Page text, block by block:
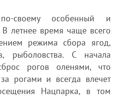
своему особенный и
В летнее время чаще всего
режима сбора ягод,
рыболовства. С начала
рогов оленями, что
рогами и всегда влечет
Нацпарка, в том